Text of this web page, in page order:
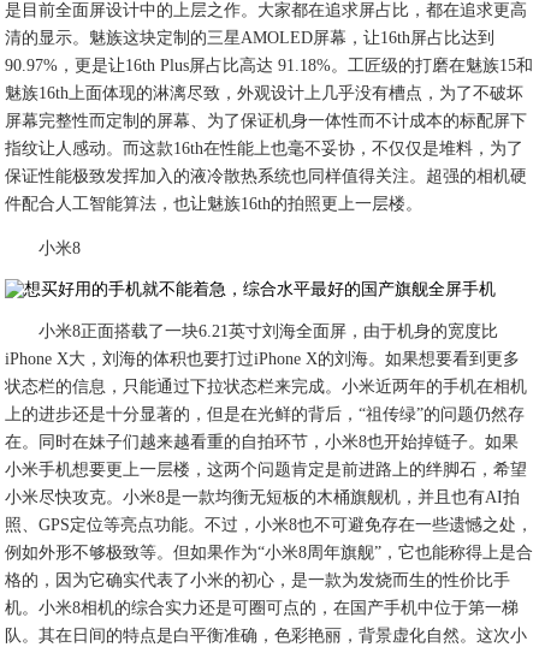
是目前全面屏设计中的上层之作。大家都在追求屏占比，都在追求更高
清的显示。魅族这块定制的三星AMOLED屏幕，让16th屏占比达到
90.97%，更是让16th Plus屏占比高达 91.18%。工匠级的打磨在魅族15和
魅族16th上面体现的淋漓尽致，外观设计上几乎没有槽点，为了不破坏
屏幕完整性而定制的屏幕、为了保证机身一体性而不计成本的标配屏下
指纹让人感动。而这款16th在性能上也毫不妥协，不仅仅是堆料，为了
保证性能极致发挥加入的液冷散热系统也同样值得关注。超强的相机硬
件配合人工智能算法，也让魅族16th的拍照更上一层楼。
小米8
小米8正面搭载了一块6.21英寸刘海全面屏，由于机身的宽度比
iPhone X大，刘海的体积也要打过iPhone X的刘海。如果想要看到更多
状态栏的信息，只能通过下拉状态栏来完成。小米近两年的手机在相机
上的进步还是十分显著的，但是在光鲜的背后，“祖传绿”的问题仍然存
在。同时在妹子们越来越看重的自拍环节，小米8也开始掉链子。如果
小米手机想要更上一层楼，这两个问题肯定是前进路上的绊脚石，希望
小米尽快攻克。小米8是一款均衡无短板的木桶旗舰机，并且也有AI拍
照、GPS定位等亮点功能。不过，小米8也不可避免存在一些遗憾之处，
例如外形不够极致等。但如果作为“小米8周年旗舰”，它也能称得上是合
格的，因为它确实代表了小米的初心，是一款为发烧而生的性价比手
机。小米8相机的综合实力还是可圈可点的，在国产手机中位于第一梯
队。其在日间的特点是白平衡准确，色彩艳丽，背景虚化自然。这次小